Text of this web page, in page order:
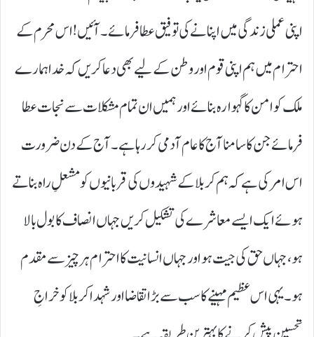
اپنی عملی زندگی میں اپنانے کی توفیق عطا فرمائے۔ آئیں! اس محرم کے
احترام میں ہم اپنی قوم اور وطن کے لیے بھی دعا کریں کہ خدا ہمارے
ملک کو امن کا گہوارہ بنائے اور ہمیں ان تمام مشکلات سے نجات عطا
فرمائے جن کا سامنا آج کا عام آدمی کر رہا ہے۔ آج کے دن ضرورت
اس امر کی ہے کہ ہم کربلا کے شہیدوں کی قربانیوں کو مشعلِ راہ بناتے
ہوئے ایک ایسے معاشرے کی تشکیل کریں جہاں انصاف کا بول بالا
ہو، جہاں حق کی جیت ہو اور جہاں انسانیت کا احترام ہر چیز سے مقدم
ہو۔ یہی اس عظیم مہینے کا سب سے بڑا تقاضا اور شہدا کربلا کو خراجِ